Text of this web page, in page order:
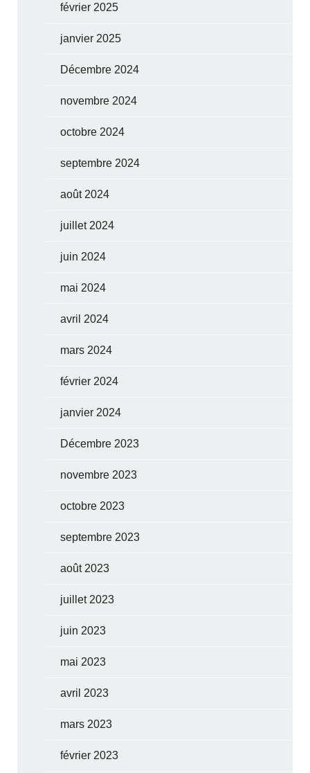
février 2025
janvier 2025
Décembre 2024
novembre 2024
octobre 2024
septembre 2024
août 2024
juillet 2024
juin 2024
mai 2024
avril 2024
mars 2024
février 2024
janvier 2024
Décembre 2023
novembre 2023
octobre 2023
septembre 2023
août 2023
juillet 2023
juin 2023
mai 2023
avril 2023
mars 2023
février 2023